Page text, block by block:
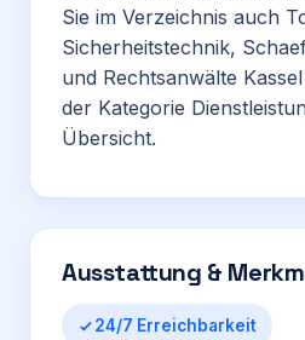
Sie im Verzeichnis auch
Sicherheitstechnik,
und Rechtsanwälte Kassel
der Kategorie
Übersicht.
Ausstattung &
24/7 Erreichbarkeit